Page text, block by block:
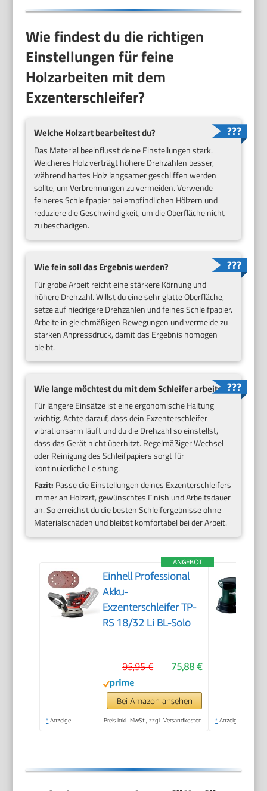
Wie findest du die richtigen
Einstellungen für feine
Holzarbeiten mit dem
Exzenterschleifer?
Welche Holzart bearbeitest du?
Das Material beeinflusst deine Einstellungen stark.
Weicheres Holz verträgt höhere Drehzahlen besser,
während hartes Holz langsamer geschliffen werden
sollte, um Verbrennungen zu vermeiden. Verwende
feineres Schleifpapier bei empfindlichen Hölzern und
reduziere die Geschwindigkeit, um die Oberfläche nicht
zu beschädigen.
Wie fein soll das Ergebnis werden?
Für grobe Arbeit reicht eine stärkere Körnung und
höhere Drehzahl. Willst du eine sehr glatte Oberfläche,
setze auf niedrigere Drehzahlen und feines Schleifpapier.
Arbeite in gleichmäßigen Bewegungen und vermeide zu
starken Anpressdruck, damit das Ergebnis homogen
bleibt.
Wie lange möchtest du mit dem Schleifer arbeiten?
Für längere Einsätze ist eine ergonomische Haltung
wichtig. Achte darauf, dass dein Exzenterschleifer
vibrationsarm läuft und du die Drehzahl so einstellst,
dass das Gerät nicht überhitzt. Regelmäßiger Wechsel
oder Reinigung des Schleifpapiers sorgt für
kontinuierliche Leistung.
Fazit: Passe die Einstellungen deines Exzenterschleifers
immer an Holzart, gewünschtes Finish und Arbeitsdauer
an. So erreichst du die besten Schleifergebnisse ohne
Materialschäden und bleibst komfortabel bei der Arbeit.
ANGEBOT
Einhell Professional
Akku-
Exzenterschleifer TP-
RS 18/32 Li BL-Solo
75,88 €
95,95 €
Bei Amazon ansehen
* Anzeige Preis inkl. MwSt., zzgl. Versandkosten * Anzeige